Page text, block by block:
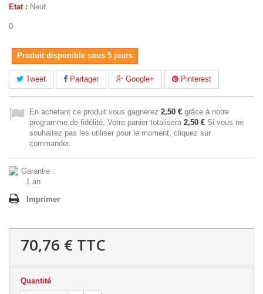
Etat : Neuf
0
Produit disponible sous 5 jours
Tweet Partager Google+ Pinterest
En achetant ce produit vous gagnerez 2,50 € grâce à notre
programme de fidélité. Votre panier totalisera 2,50 € Si vous ne
souhaitez pas les utiliser pour le moment, cliquez sur
commander.
Imprimer
70,76 € TTC
Quantité